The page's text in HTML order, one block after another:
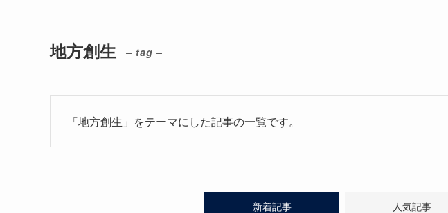
地方創生 – tag –
「地方創生」をテーマにした記事の一覧です。
新着記事 人気記事